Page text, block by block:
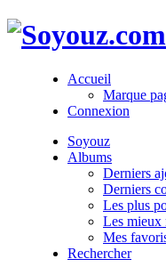
Accueil
Marque
Connexion
Soyouz
Albums
Derniers
Derniers
Les plus
Les mieux
Mes
Rechercher